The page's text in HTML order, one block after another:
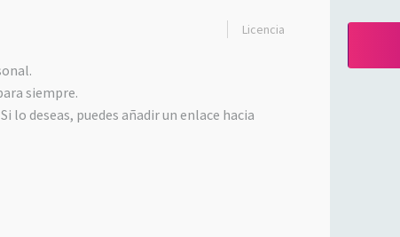
Licencia
siempre.
lo deseas, puedes añadir un enlace hacia